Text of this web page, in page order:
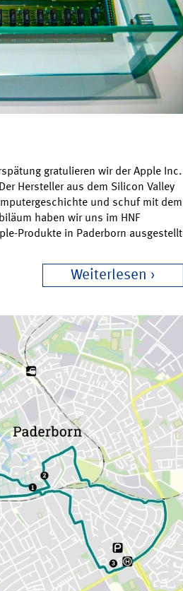
gratulieren wir der Apple Inc.
Hersteller aus dem Silicon Valley
und schuf mit dem
haben wir uns im HNF
Produkte in Paderborn ausgestellt
Weiterlesen